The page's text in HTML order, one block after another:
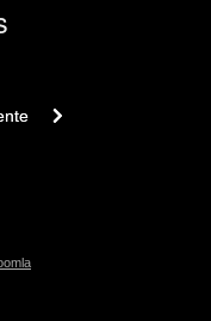
Depresión, la. El